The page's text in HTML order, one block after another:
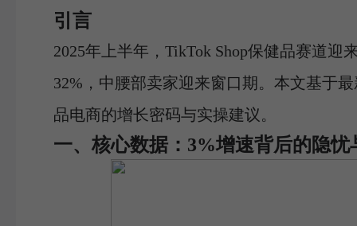
引言
2025年上半年，TikTok Shop保健品赛道
32%，中腰部卖家迎来窗口期。本文基于
品电商的增长密码与实操建议。
一、核心数据：3%增速背后的隐忧